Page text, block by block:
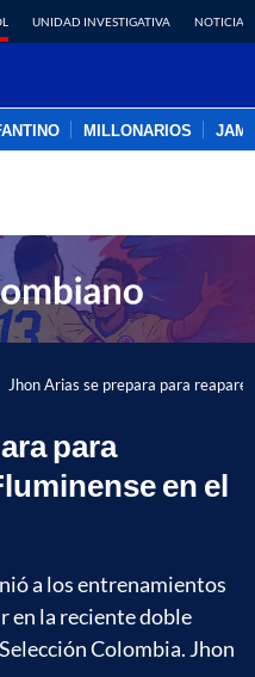
UNIDAD INVESTIGATIVA NOTICIAS
MILLONARIOS
Jhon Arias se prepara para
para
en el
a los entrenamientos
en la reciente doble
Colombia. Jhon